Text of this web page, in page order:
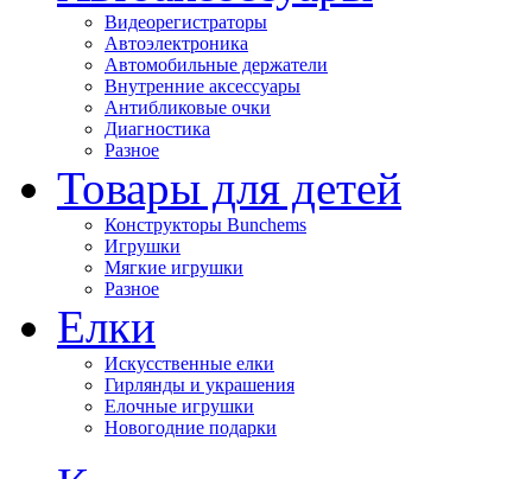
Видеорегистраторы
Автоэлектроника
Автомобильные держатели
Внутренние аксессуары
Антибликовые очки
Диагностика
Разное
Товары для детей
Конструкторы Bunchems
Игрушки
Мягкие игрушки
Разное
Елки
Искусственные елки
Гирлянды и украшения
Елочные игрушки
Новогодние подарки